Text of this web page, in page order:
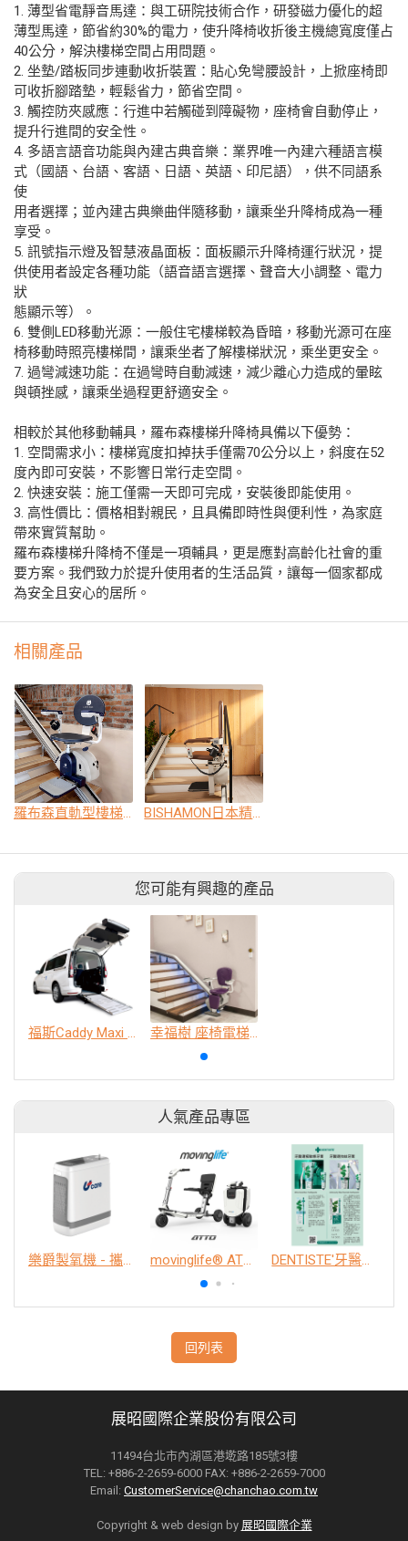
1. 薄型省電靜音馬達：與工研院技術合作，研發磁力優化的超
薄型馬達，節省約30%的電力，使升降椅收折後主機總寬度僅占
40公分，解決樓梯空間占用問題。
2. 坐墊/踏板同步連動收折裝置：貼心免彎腰設計，上掀座椅即
可收折腳踏墊，輕鬆省力，節省空間。
3. 觸控防夾感應：行進中若觸碰到障礙物，座椅會自動停止，
提升行進間的安全性。
4. 多語言語音功能與內建古典音樂：業界唯一內建六種語言模
式（國語、台語、客語、日語、英語、印尼語），供不同語系
使
用者選擇；並內建古典樂曲伴隨移動，讓乘坐升降椅成為一種
享受。
5. 訊號指示燈及智慧液晶面板：面板顯示升降椅運行狀況，提
供使用者設定各種功能（語音語言選擇、聲音大小調整、電力
狀
態顯示等）。
6. 雙側LED移動光源：一般住宅樓梯較為昏暗，移動光源可在座
椅移動時照亮樓梯間，讓乘坐者了解樓梯狀況，乘坐更安全。
7. 過彎減速功能：在過彎時自動減速，減少離心力造成的暈眩
與頓挫感，讓乘坐過程更舒適安全。
相較於其他移動輔具，羅布森樓梯升降椅具備以下優勢：
1. 空間需求小：樓梯寬度扣掉扶手僅需70公分以上，斜度在52
度內即可安裝，不影響日常行走空間。
2. 快速安裝：施工僅需一天即可完成，安裝後即能使用。
3. 高性價比：價格相對親民，且具備即時性與便利性，為家庭
帶來實質幫助。
羅布森樓梯升降椅不僅是一項輔具，更是應對高齡化社會的重
要方案。我們致力於提升使用者的生活品質，讓每一個家都成
為安全且安心的居所。
相關產品
羅布森直軌型樓梯升降椅 BISHAMON日本精裝款直軌樓梯升降椅
您可能有興趣的產品
福斯Caddy Maxi easylife 福祉車 幸福樹 座椅電梯 樓梯升降椅
人氣產品專區
樂爵製氧機 - 攜帶型 movinglife® ATTO新世代電動代步車 經典款 DENTISTE'牙醫選極敏感牙膏、抗蛀牙膏
回列表
展昭國際企業股份有限公司
11494台北市內湖區港墘路185號3樓
TEL: +886-2-2659-6000 FAX: +886-2-2659-7000
Email: CustomerService@chanchao.com.tw
Copyright & web design by 展昭國際企業